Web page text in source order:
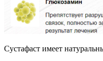
Сустафаст имеет